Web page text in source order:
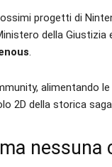
progetti di
della Giustizia
.
alimentando
2D della storica